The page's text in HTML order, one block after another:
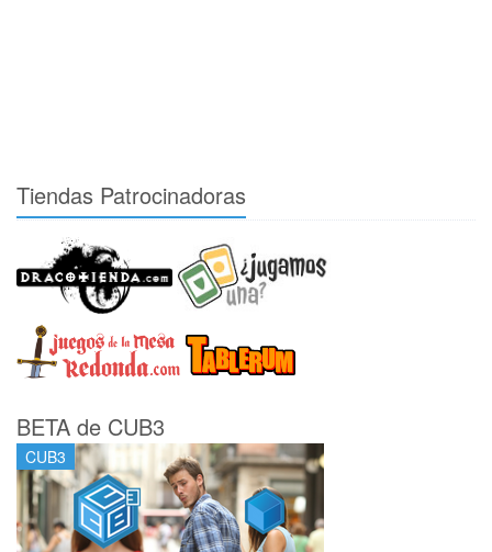
Tiendas Patrocinadoras
BETA de CUB3
CUB3